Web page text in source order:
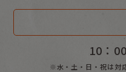
10：
※水・土・日・祝は対